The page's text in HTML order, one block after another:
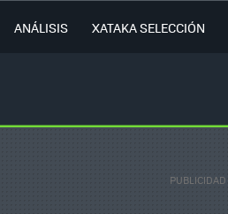
ANÁLISIS XATAKA SELECCIÓN